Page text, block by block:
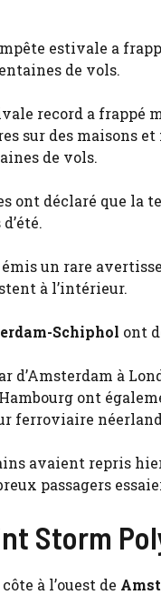
estivale a
de vols.
record a frappé
sur des maisons
de vols.
ont déclaré que la
un rare
à l’intérieur.
Schiphol ont
d’Amsterdam à
ont
ferroviaire
avaient repris
passagers
Storm
à l’ouest de